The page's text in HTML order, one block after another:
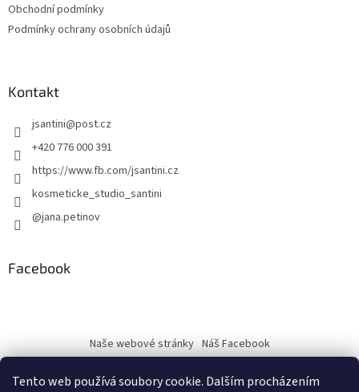
Tento web používá soubory cookie. Dalším procházením
Obchodní podmínky
Podmínky ochrany osobních údajů
Kontakt
jsantini@post.cz
+420 776 000 391
https://www.fb.com/jsantini.cz
kosmeticke_studio_santini
@jana.petinov
Facebook
Naše webové stránky Náš Facebook